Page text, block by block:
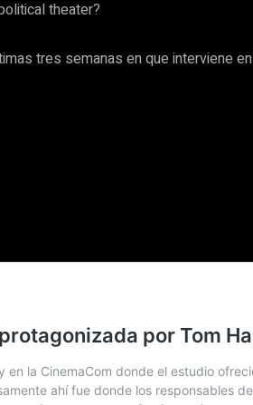
tres semanas en que interviene en